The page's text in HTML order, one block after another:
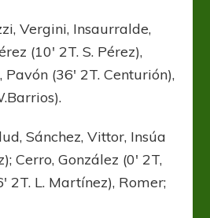
Vergini, Insaurralde,
(10′ 2T. S. Pérez),
(36′ 2T. Centurión),
Sánchez, Vittor, Insúa
Cerro, González (0′ 2T,
2T. L. Martínez), Romer;